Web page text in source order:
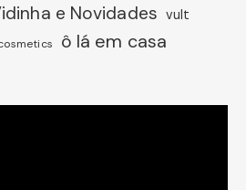
e Novidades vult
ô lá em casa